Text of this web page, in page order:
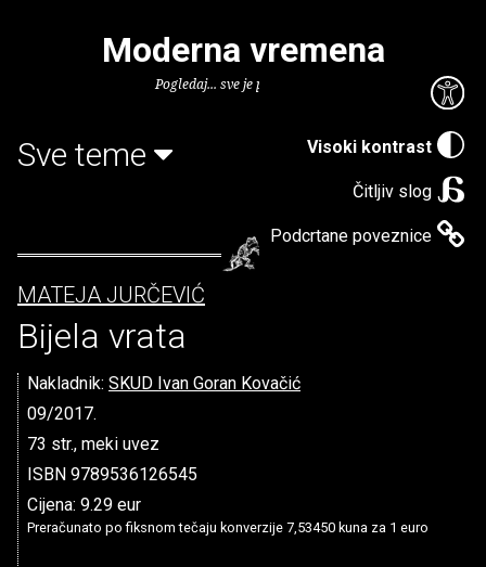
Visoki kontrast
Čitljiv slog
Podcrtane poveznice
Moderna vremena
Pogledaj... sve je puno knjiga.
Sve teme
MATEJA JURČEVIĆ
Bijela vrata
Nakladnik: SKUD Ivan Goran Kovačić
09/2017.
73 str., meki uvez
ISBN 9789536126545
Cijena: 9.29 eur
Preračunato po fiksnom tečaju konverzije 7,53450 kuna za 1 euro